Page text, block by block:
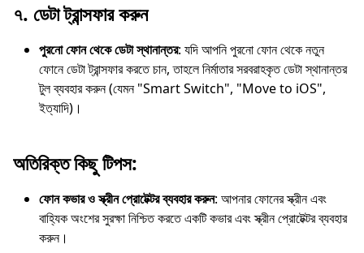
৭. ডেটা ট্রান্সফার করুন
পুরনো ফোন থেকে ডেটা স্থানান্তর: যদি আপনি পুরনো ফোন থেকে নতুন
ফোনে ডেটা ট্রান্সফার করতে চান, তাহলে নির্মাতার সরবরাহকৃত ডেটা স্থানান্তর
টুল ব্যবহার করুন (যেমন "Smart Switch", "Move to iOS",
ইত্যাদি)।
অতিরিক্ত কিছু টিপস:
ফোন কভার ও স্ক্রীন প্রোটেক্টর ব্যবহার করুন: আপনার ফোনের স্ক্রীন এবং
বাহ্যিক অংশের সুরক্ষা নিশ্চিত করতে একটি কভার এবং স্ক্রীন প্রোটেক্টর ব্যবহার
করুন।